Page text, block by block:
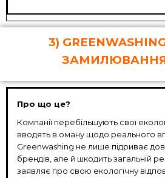
3)
Про що це?
Компанії перебільшують свої
вводять в оману щодо реального
Greenwashing не лише підриває
брендів, але й шкодить загальній
заявляє про свою екологічну